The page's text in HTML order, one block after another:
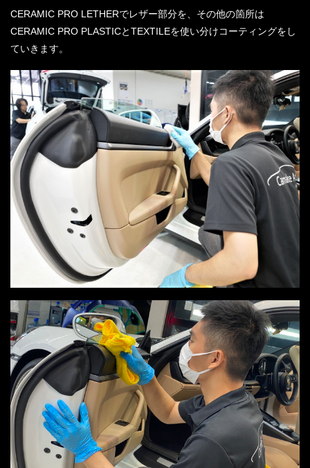
CERAMIC PRO LETHERでレザー部分を、その他の箇所は
CERAMIC PRO PLASTICとTEXTILEを使い分けコーティングをし
ていきます。